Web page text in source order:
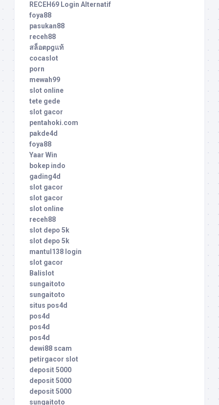
RECEH69 Login Alternatif
foya88
pasukan88
receh88
สล็อตpgแท้
cocaslot
porn
mewah99
slot online
tete gede
slot gacor
pentahoki.com
pakde4d
foya88
Yaar Win
bokep indo
gading4d
slot gacor
slot gacor
slot online
receh88
slot depo 5k
slot depo 5k
mantul138 login
slot gacor
Balislot
sungaitoto
sungaitoto
situs pos4d
pos4d
pos4d
pos4d
dewi88 scam
petirgacor slot
deposit 5000
deposit 5000
deposit 5000
sungaitoto